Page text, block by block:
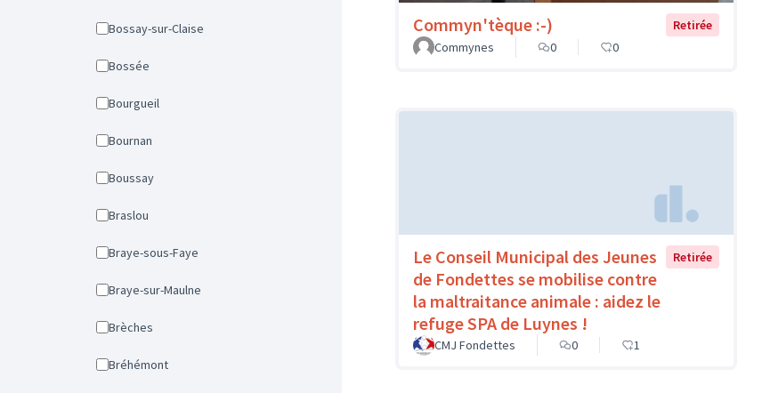
Bossay-sur-Claise
Bossée
Bourgueil
Bournan
Boussay
Braslou
Braye-sous-Faye
Braye-sur-Maulne
Brèches
Bréhémont
Commyn'tèque :-)
Retirée
Commynes
0 0
Le Conseil Municipal des Jeunes
de Fondettes se mobilise contre
la maltraitance animale : aidez le
refuge SPA de Luynes !
Retirée
CMJ Fondettes 0 1